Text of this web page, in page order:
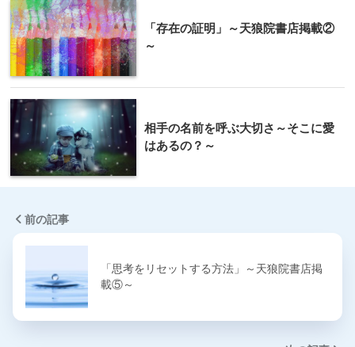
「存在の証明」～天狼院書店掲載②
～
相手の名前を呼ぶ大切さ～そこに愛
はあるの？～
前の記事
「思考をリセットする方法」～天狼院書店掲
載⑤～